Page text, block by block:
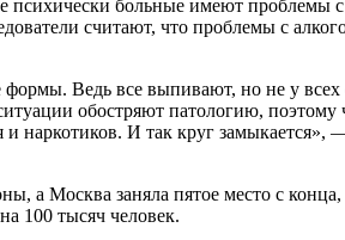
больные имеют проблемы
считают, что проблемы с
Ведь все выпивают, но не у
обостряют патологию,
и наркотиков. И так круг
а Москва заняла пятое место с
100 тысяч человек.